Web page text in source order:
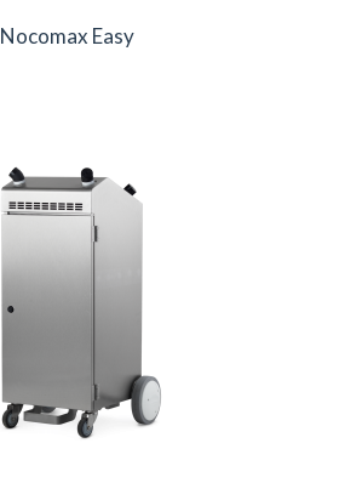
Nocomax Easy